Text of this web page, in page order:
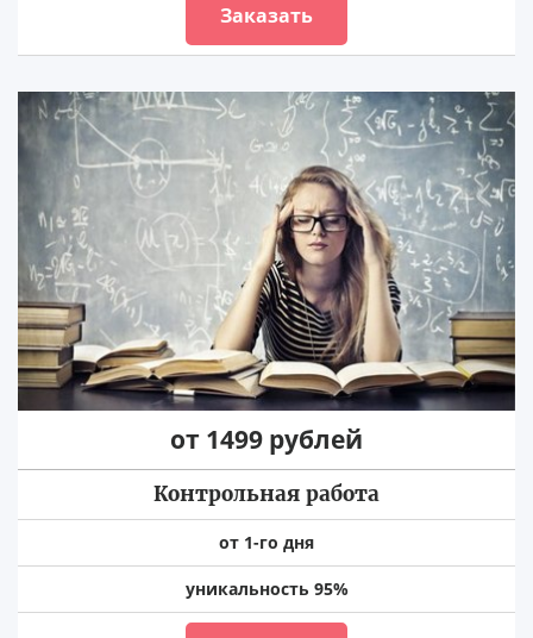
Заказать
от 1499 рублей
Контрольная работа
от 1-го дня
уникальность 95%